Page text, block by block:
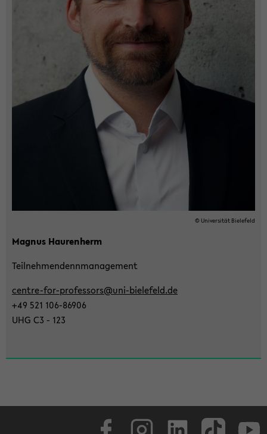
© Uni­ver­si­tät Bie­le­feld
Ma­gnus Hau­ren­herm
Teil­neh­men­denn­ma­nage­ment
centre-​for-professors@uni-​bielefeld.de
+49 521 106-​86906
UHG C3 - 123
Face­book